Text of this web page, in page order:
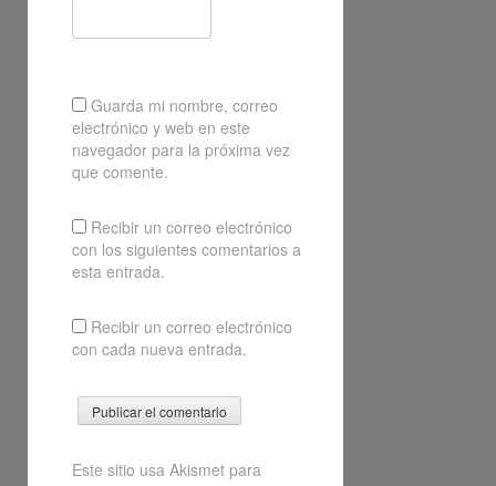
Guarda mi nombre, correo
electrónico y web en este
navegador para la próxima vez
que comente.
Recibir un correo electrónico
con los siguientes comentarios a
esta entrada.
Recibir un correo electrónico
con cada nueva entrada.
Este sitio usa Akismet para